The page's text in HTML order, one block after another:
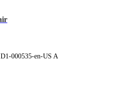
000535-en-US A